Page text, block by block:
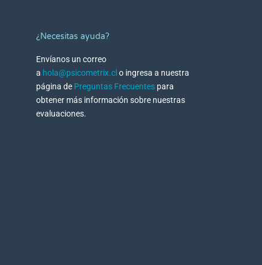
¿Necesitas ayuda?
Envíanos un correo
a hola@psicometrix.clo ingresa a nuestra
página de Preguntas Frecuentes para
obtener más información sobre nuestras
evaluaciones.